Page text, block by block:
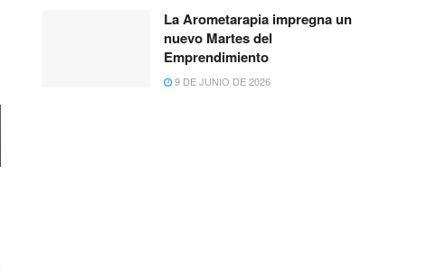
La Arometarapia impregna un
nuevo Martes del
Emprendimiento
9 DE JUNIO DE 2026